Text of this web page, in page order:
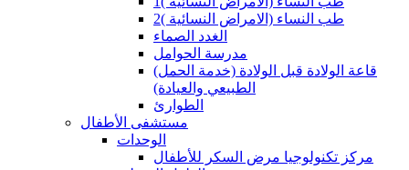
طب النساء (الامراض النسائية )2
الغدد الصماء
مدرسة الحوامل
(قاعة الولادة قبل الولادة (خدمة الحمل
الطبيعي والعيادة)
الطوارئ
مستشفى الأطفال
الوحدات
مركز تكنولوجيا مرض السكر للأطفال